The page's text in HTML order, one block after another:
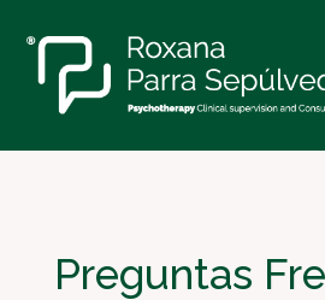
Preguntas